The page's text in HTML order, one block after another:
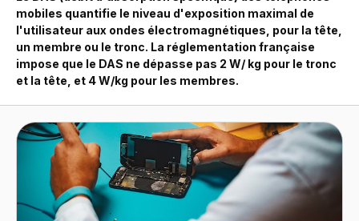
mobiles quantifie le niveau d'exposition maximal de
l'utilisateur aux ondes électromagnétiques, pour la tête,
un membre ou le tronc. La réglementation française
impose que le DAS ne dépasse pas 2 W/ kg pour le tronc
et la tête, et 4 W/kg pour les membres.